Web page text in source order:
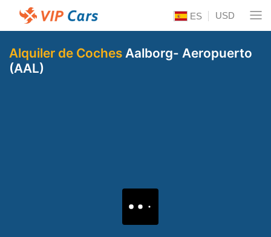
ES USD
Alquiler de Coches Aalborg- Aeropuerto
(AAL)